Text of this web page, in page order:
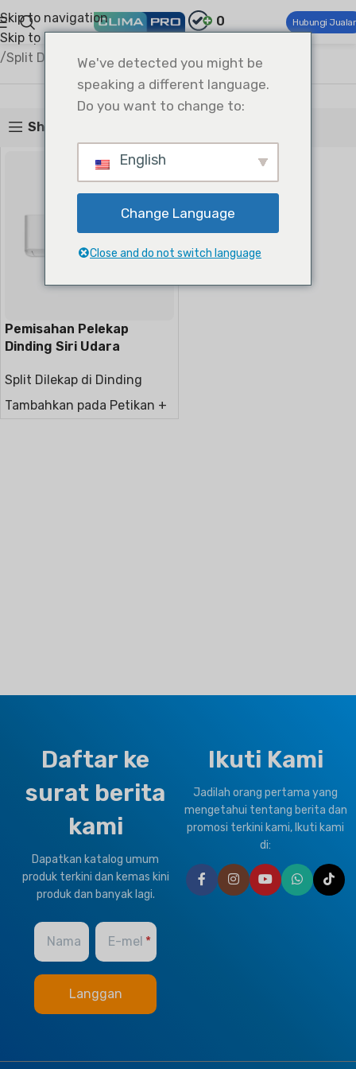
Skip to navigation
Skip to main content
0 Hubungi
Climapro® Keselesaan Rumah Penghawa Dingin Kediaman
Split Dilekap di Dinding
Split Dilekap di Dinding
Show sidebar
Pemisahan Pelekap
Dinding Siri Udara
Split Dilekap di Dinding
Tambahkan pada Petikan +
Daftar ke
surat berita
kami
Dapatkan katalog umum
produk terkini dan kemas kini
produk dan banyak lagi.
Nama E-mel
Ikuti Kami
Jadilah orang pertama yang
mengetahui tentang berita dan
promosi terkini kami, Ikuti kami
di:
We've detected you might be
speaking a different language.
Do you want to change to:
English
Change Language
Close and do not switch language